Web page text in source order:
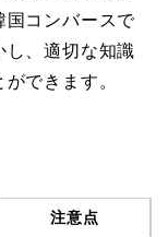
国コンバースで
し、適切な知識
できます。
注意点